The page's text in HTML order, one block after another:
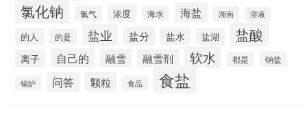
氯化钠 氯气 浓度 海水 海盐 湖南 溶液
的人 的是 盐业 盐分 盐水 盐湖 盐酸
离子 自己的 融雪 融雪剂 软水 都是 钠盐
锅炉 问答 颗粒 食品 食盐